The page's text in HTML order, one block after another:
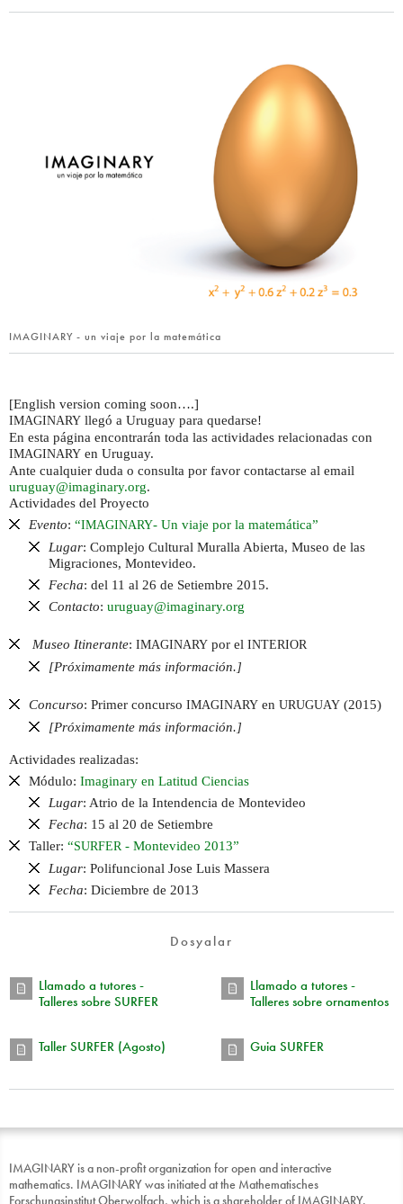
IMAGINARY - un viaje por la matemática
[English version coming soon….]
IMAGINARY llegó a Uruguay para quedarse!
En esta página encontrarán toda las actividades relacionadas con
IMAGINARY en Uruguay.
Ante cualquier duda o consulta por favor contactarse al email
uruguay@imaginary.org.
Actividades del Proyecto
Evento: “IMAGINARY- Un viaje por la matemática”
Lugar: Complejo Cultural Muralla Abierta, Museo de las
Migraciones, Montevideo.
Fecha: del 11 al 26 de Setiembre 2015.
Contacto: uruguay@imaginary.org
Museo Itinerante: IMAGINARY por el INTERIOR
[Próximamente más información.]
Concurso: Primer concurso IMAGINARY en URUGUAY (2015)
[Próximamente más información.]
Actividades realizadas:
Módulo: Imaginary en Latitud Ciencias
Lugar: Atrio de la Intendencia de Montevideo
Fecha: 15 al 20 de Setiembre
Taller: “SURFER - Montevideo 2013”
Lugar: Polifuncional Jose Luis Massera
Fecha: Diciembre de 2013
Dosyalar
Llamado a tutores -
Talleres sobre SURFER
Llamado a tutores -
Talleres sobre ornamentos
Taller SURFER (Agosto) Guia SURFER
IMAGINARY is a non-profit organization for open and interactive
mathematics. IMAGINARY was initiated at the Mathematisches
Forschungsinstitut Oberwolfach, which is a shareholder of IMAGINARY.